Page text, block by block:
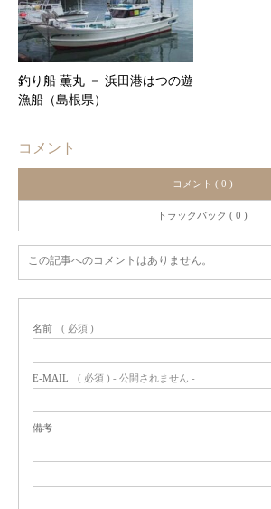
釣り船 薫丸 － 浜田港はつの遊
漁船（島根県）
コメント
コメント ( 0 )
トラックバック ( 0 )
この記事へのコメントはありません。
名前 ( 必須 )
E-MAIL ( 必須 ) - 公開されません -
備考